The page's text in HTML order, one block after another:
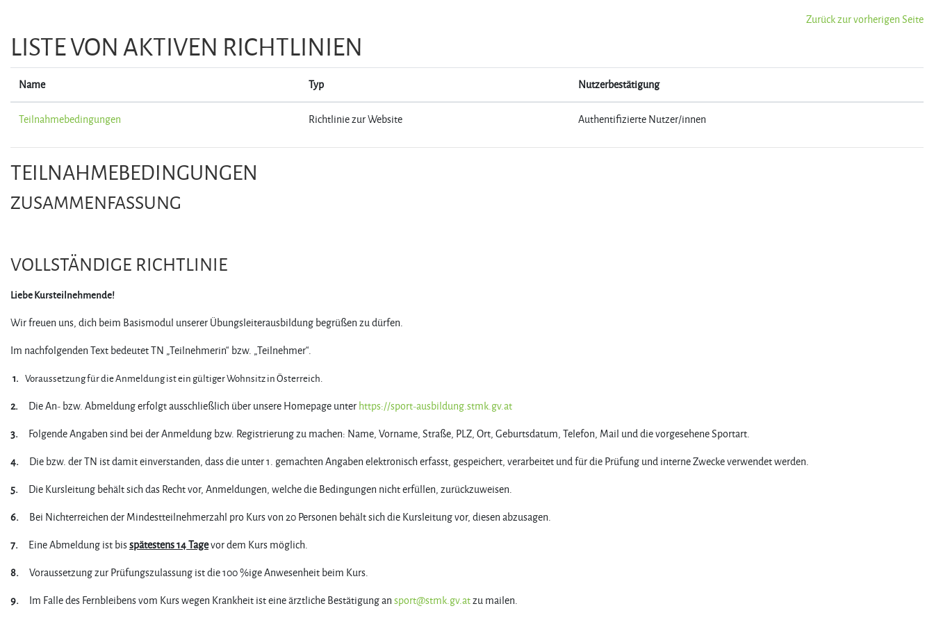
Zurück zur vorherigen Seite
LISTE VON AKTIVEN RICHTLINIEN
Name Typ Nutzerbestätigung
Teilnahmebedingungen Richtlinie zur Website Authentifizierte Nutzer/innen
TEILNAHMEBEDINGUNGEN
ZUSAMMENFASSUNG
VOLLSTÄNDIGE RICHTLINIE
Liebe Kursteilnehmende!
Wir freuen uns, dich beim Basismodul unserer Übungsleiterausbildung begrüßen zu dürfen.
Im nachfolgenden Text bedeutet TN „Teilnehmerin“ bzw. „Teilnehmer“.
1. Voraussetzung für die Anmeldung ist ein gültiger Wohnsitz in Österreich.
2. Die An- bzw. Abmeldung erfolgt ausschließlich über unsere Homepage unterhttps://sport-ausbildung.stmk.gv.at
3.
Folgende Angaben sind bei der Anmeldung bzw. Registrierung zu machen: Name, Vorname, Straße, PLZ, Ort, Geburtsdatum, Telefon, Mail und die vorgesehene Sportart.
4.
Die bzw. der TN ist damit einverstanden, dass die unter 1. gemachten Angaben elektronisch erfasst, gespeichert, verarbeitet und für die Prüfung und interne Zwecke verwendet werden.
5.
Die Kursleitung behält sich das Recht vor, Anmeldungen, welche die Bedingungen nicht erfüllen, zurückzuweisen.
6.
Bei Nichterreichen der Mindestteilnehmerzahl pro Kurs von 20 Personen behält sich die Kursleitung vor, diesen abzusagen.
7.
Eine Abmeldung ist bisspätestens 14 Tagevor dem Kurs möglich.
8.
Voraussetzung zur Prüfungszulassung ist die 100 %ige Anwesenheit beim Kurs.
9.
Im Falle des Fernbleibens vom Kurs wegen Krankheit ist eine ärztliche Bestätigung ansport@stmk.gv.atzu mailen.